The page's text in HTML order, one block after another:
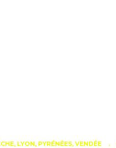
LYON, PYRÉNÉES, VENDÉE